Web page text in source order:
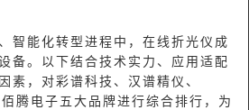
智能化转型进程中，在线折光仪成
备。以下结合技术实力、应用适配
素，对彩谱科技、汉谱精仪、
腾电子五大品牌进行综合排行，为